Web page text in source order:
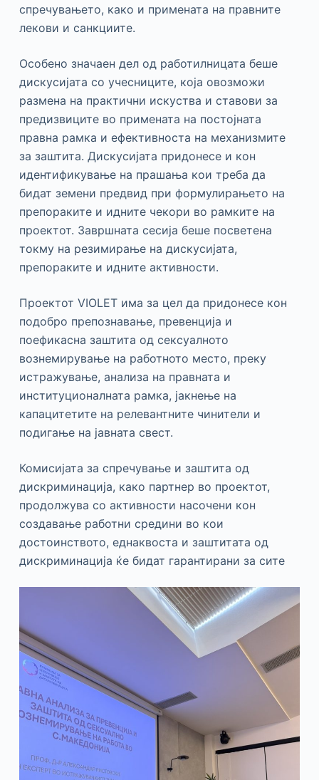
спречувањето, како и примената на правните
лекови и санкциите.
Особено значаен дел од работилницата беше
дискусијата со учесниците, која овозможи
размена на практични искуства и ставови за
предизвиците во примената на постојната
правна рамка и ефективноста на механизмите
за заштита. Дискусијата придонесе и кон
идентификување на прашања кои треба да
бидат земени предвид при формулирањето на
препораките и идните чекори во рамките на
проектот. Завршната сесија беше посветена
токму на резимирање на дискусијата,
препораките и идните активности.
Проектот VIOLET има за цел да придонесе кон
подобро препознавање, превенција и
поефикасна заштита од сексуалното
вознемирување на работното место, преку
истражување, анализа на правната и
институционалната рамка, јакнење на
капацитетите на релевантните чинители и
подигање на јавната свест.
Комисијата за спречување и заштита од
дискриминација, како партнер во проектот,
продолжува со активности насочени кон
создавање работни средини во кои
достоинството, еднаквоста и заштитата од
дискриминација ќе бидат гарантирани за сите